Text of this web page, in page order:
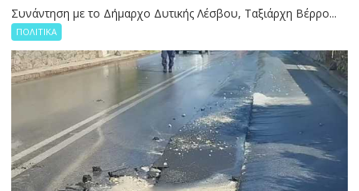
Συνάντηση με το Δήμαρχο Δυτικής Λέσβου, Ταξιάρχη Βέρρο...
ΠΟΛΙΤΙΚΑ